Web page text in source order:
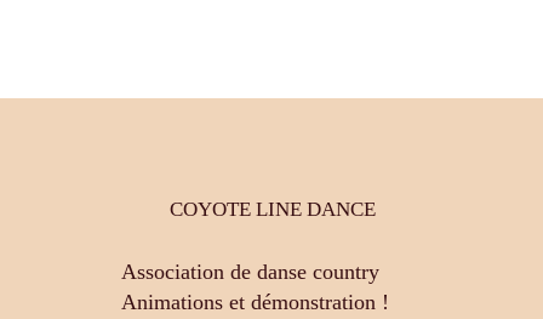
COYOTE LINE DANCE
Association de danse country
Animations et démonstration !